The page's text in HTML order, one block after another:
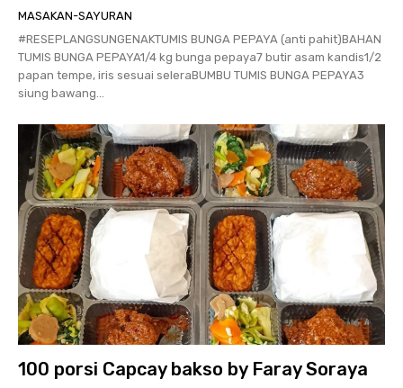
MASAKAN-SAYURAN
#RESEPLANGSUNGENAKTUMIS BUNGA PEPAYA (anti pahit)BAHAN
TUMIS BUNGA PEPAYA1/4 kg bunga pepaya7 butir asam kandis1/2
papan tempe, iris sesuai seleraBUMBU TUMIS BUNGA PEPAYA3
siung bawang...
100 porsi Capcay bakso by Faray Soraya